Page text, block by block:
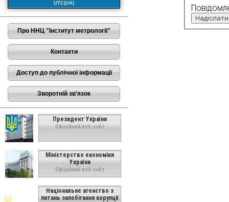
UTC(UA)
Про ННЦ "Інститут метрології"
Контакти
Доступ до публічної інформації
Зворотній зв'язок
Президент України
Офіційний веб-сайт
Міністерство економіки
України
Офіційний веб-сайт
Національне агенство з
питань запобігання корупції